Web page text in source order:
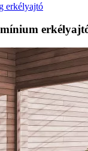
erkélyajtó